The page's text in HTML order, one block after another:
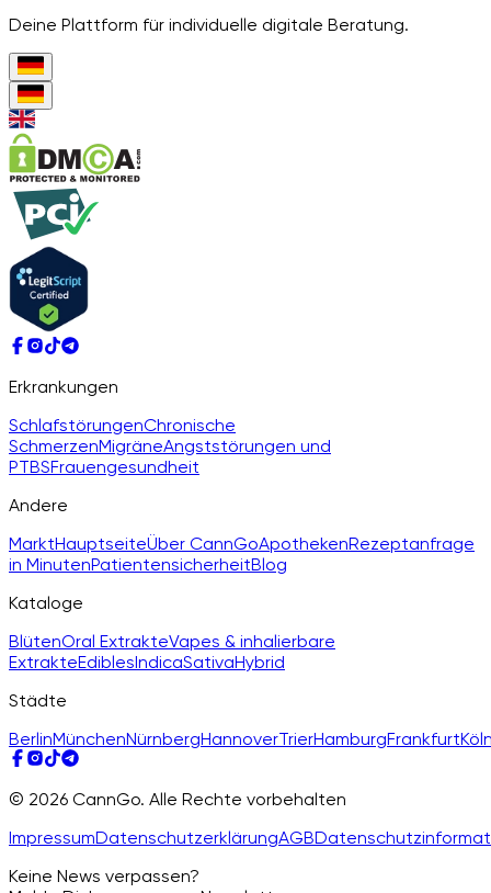
Deine Plattform für individuelle digitale Beratung.
Erkrankungen
SchlafstörungenChronische
SchmerzenMigräneAngststörungen und
PTBSFrauengesundheit
Andere
MarktHauptseiteÜber CannGoApothekenRezeptanfrage
in MinutenPatientensicherheitBlog
Kataloge
BlütenOral ExtrakteVapes & inhalierbare
ExtrakteEdiblesIndicaSativaHybrid
Städte
BerlinMünchenNürnbergHannoverTrierHamburgFrankfurt
© 2026 CannGo. Alle Rechte vorbehalten
ImpressumDatenschutzerklärungAGB
Keine News verpassen?